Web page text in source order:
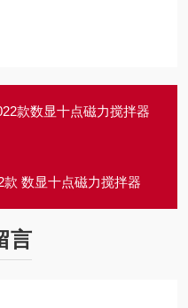
款数显十点磁力搅拌器
数显十点磁力搅拌器
言